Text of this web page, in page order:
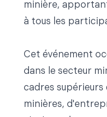
minière,
à tous les
Cet événement
dans le secteur
cadres supérieurs
minières,